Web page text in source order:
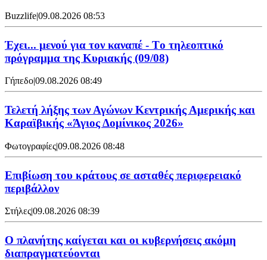
Buzzlife|09.08.2026 08:53
Έχει... μενού για τον καναπέ - Tο τηλεοπτικό
πρόγραμμα της Κυριακής (09/08)
Γήπεδο|09.08.2026 08:49
Τελετή λήξης των Αγώνων Κεντρικής Αμερικής και
Καραϊβικής «Άγιος Δομίνικος 2026»
Φωτογραφίες|09.08.2026 08:48
Επιβίωση του κράτους σε ασταθές περιφερειακό
περιβάλλον
Στήλες|09.08.2026 08:39
Ο πλανήτης καίγεται και οι κυβερνήσεις ακόμη
διαπραγματεύονται